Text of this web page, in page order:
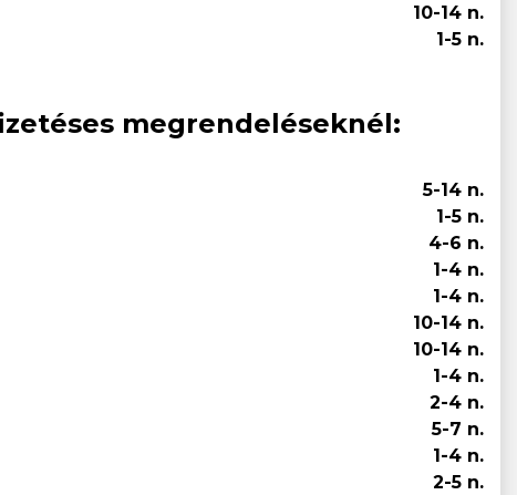
10-14 n.
1-5 n.
megrendeléseknél:
5-14 n.
1-5 n.
4-6 n.
1-4 n.
1-4 n.
10-14 n.
10-14 n.
1-4 n.
2-4 n.
5-7 n.
1-4 n.
2-5 n.